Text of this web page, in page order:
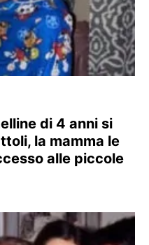
di 4 anni si
la mamma le
alle piccole